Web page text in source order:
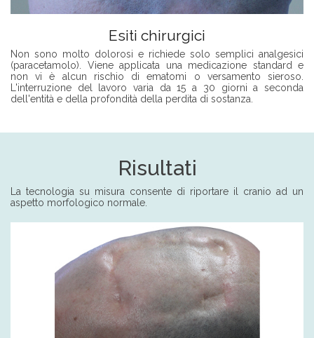
Esiti chirurgici
Non sono molto dolorosi e richiede solo semplici analgesici
(paracetamolo). Viene applicata una medicazione standard e
non vi è alcun rischio di ematomi o versamento sieroso.
L'interruzione del lavoro varia da 15 a 30 giorni a seconda
dell'entità e della profondità della perdita di sostanza.
Risultati
La tecnologia su misura consente di riportare il cranio ad un
aspetto morfologico normale.